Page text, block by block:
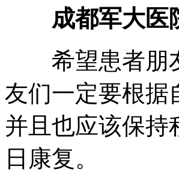
成都军大医
希望患者朋友
友们一定要根据
并且也应该保持
日康复。